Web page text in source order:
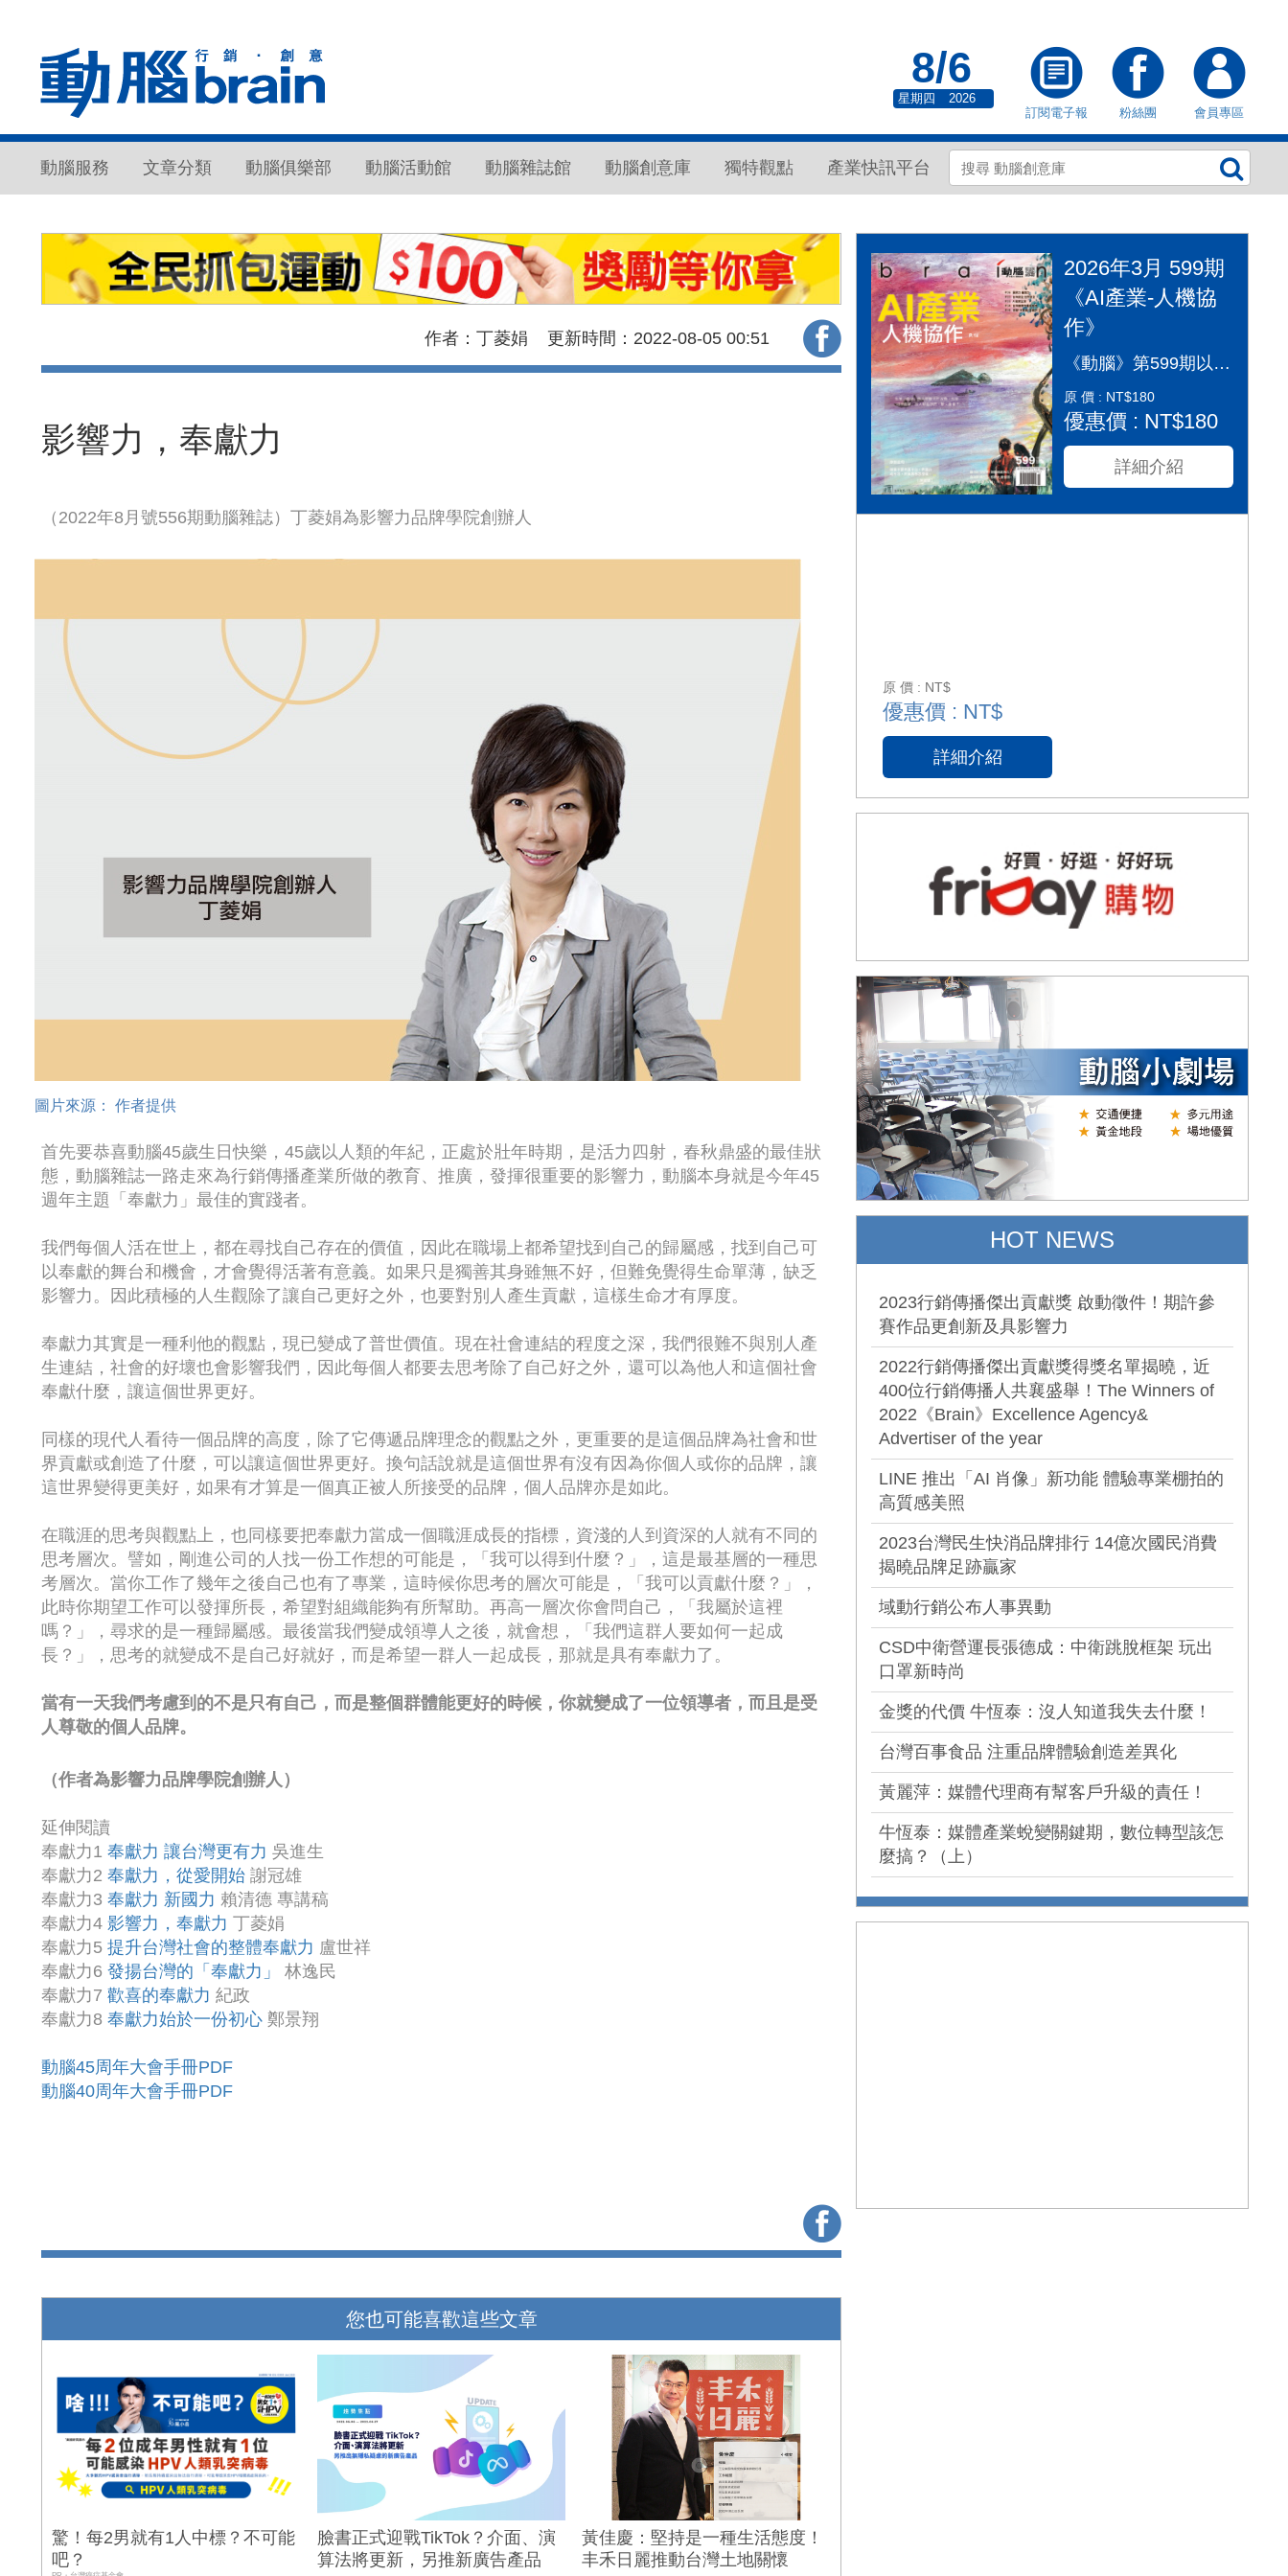
8/6
星期四
2026
訂閱電子報
粉絲團 會員專區
動腦服務 文章分類 動腦俱樂部 動腦活動館 動腦雜誌館 動腦創意庫 獨特觀點 產業快訊平台
作者：丁菱娟 更新時間：2022-08-05 00:51
影響力，奉獻力
（2022年8月號556期動腦雜誌）丁菱娟為影響力品牌學院創辦人
圖片來源： 作者提供
首先要恭喜動腦45歲生日快樂，45歲以人類的年紀，正處於壯年時期，是活力四射，春秋鼎盛的最佳狀
態，動腦雜誌一路走來為行銷傳播產業所做的教育、推廣，發揮很重要的影響力，動腦本身就是今年45
週年主題「奉獻力」最佳的實踐者。
我們每個人活在世上，都在尋找自己存在的價值，因此在職場上都希望找到自己的歸屬感，找到自己可
以奉獻的舞台和機會，才會覺得活著有意義。如果只是獨善其身雖無不好，但難免覺得生命單薄，缺乏
影響力。因此積極的人生觀除了讓自己更好之外，也要對別人產生貢獻，這樣生命才有厚度。
奉獻力其實是一種利他的觀點，現已變成了普世價值。現在社會連結的程度之深，我們很難不與別人產
生連結，社會的好壞也會影響我們，因此每個人都要去思考除了自己好之外，還可以為他人和這個社會
奉獻什麼，讓這個世界更好。
同樣的現代人看待一個品牌的高度，除了它傳遞品牌理念的觀點之外，更重要的是這個品牌為社會和世
界貢獻或創造了什麼，可以讓這個世界更好。換句話說就是這個世界有沒有因為你個人或你的品牌，讓
這世界變得更美好，如果有才算是一個真正被人所接受的品牌，個人品牌亦是如此。
在職涯的思考與觀點上，也同樣要把奉獻力當成一個職涯成長的指標，資淺的人到資深的人就有不同的
思考層次。譬如，剛進公司的人找一份工作想的可能是，「我可以得到什麼？」，這是最基層的一種思
考層次。當你工作了幾年之後自己也有了專業，這時候你思考的層次可能是，「我可以貢獻什麼？」，
此時你期望工作可以發揮所長，希望對組織能夠有所幫助。再高一層次你會問自己，「我屬於這裡
嗎？」，尋求的是一種歸屬感。最後當我們變成領導人之後，就會想，「我們這群人要如何一起成
長？」，思考的就變成不是自己好就好，而是希望一群人一起成長，那就是具有奉獻力了。
當有一天我們考慮到的不是只有自己，而是整個群體能更好的時候，你就變成了一位領導者，而且是受
人尊敬的個人品牌。
（作者為影響力品牌學院創辦人）
延伸閱讀
奉獻力1 奉獻力 讓台灣更有力 吳進生
奉獻力2 奉獻力，從愛開始 謝冠雄
奉獻力3 奉獻力 新國力 賴清德 專講稿
奉獻力4 影響力，奉獻力 丁菱娟
奉獻力5 提升台灣社會的整體奉獻力 盧世祥
奉獻力6 發揚台灣的「奉獻力」
林逸民
奉獻力7 歡喜的奉獻力 紀政
奉獻力8 奉獻力始於一份初心 鄭景翔
動腦45周年大會手冊PDF
動腦40周年大會手冊PDF
您也可能喜歡這些文章
驚！每2男就有1人中標？不可能
吧？
臉書正式迎戰TikTok？介面、演
算法將更新，另推新廣告產品
黃佳慶：堅持是一種生活態度！
丰禾日麗推動台灣土地關懷
2026年3月 599期
《AI產業-人機協
作》
《動腦》第599期以「AI產業：人機協作」為封面故事，探討AI從「造夢期」邁入「落地應用」的關鍵變革。本期深入剖析2026年AI產業全景，涵蓋代理型AI（Agentic AI）如何重塑顧客旅程、企業導入實戰指南及風險治理。透過專家觀點，解構從智慧金融到行銷流程的自動化轉型，並探討「人機協作」模式下，行銷人如何從軟體操作者轉變為AI指揮官，在矽基與碳基共存的時代，將算力轉化為驅動企業長期成長的關鍵動能，打造更有溫度的未來生活。
原 價 : NT$180
優惠價 : NT$180
詳細介紹
原 價 : NT$
優惠價 : NT$
詳細介紹
HOT NEWS
2023行銷傳播傑出貢獻獎 啟動徵件！期許參
賽作品更創新及具影響力
2022行銷傳播傑出貢獻獎得獎名單揭曉，近
400位行銷傳播人共襄盛舉！The Winners of
2022《Brain》Excellence Agency&
Advertiser of the year
LINE 推出「AI 肖像」新功能 體驗專業棚拍的
高質感美照
2023台灣民生快消品牌排行 14億次國民消費
揭曉品牌足跡贏家
域動行銷公布人事異動
CSD中衛營運長張德成：中衛跳脫框架 玩出
口罩新時尚
金獎的代價 牛恆泰：沒人知道我失去什麼！
台灣百事食品 注重品牌體驗創造差異化
黃麗萍：媒體代理商有幫客戶升級的責任！
牛恆泰：媒體產業蛻變關鍵期，數位轉型該怎
麼搞？（上）